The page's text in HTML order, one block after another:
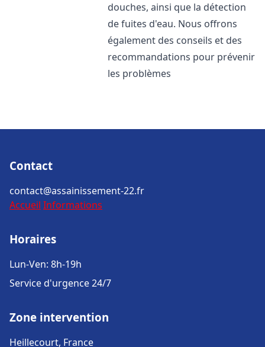
douches, ainsi que la détection
de fuites d'eau. Nous offrons
également des conseils et des
recommandations pour prévenir
les problèmes
Contact
contact@assainissement-22.fr
Accueil Informations
Horaires
Lun-Ven: 8h-19h
Service d'urgence 24/7
Zone intervention
Heillecourt, France